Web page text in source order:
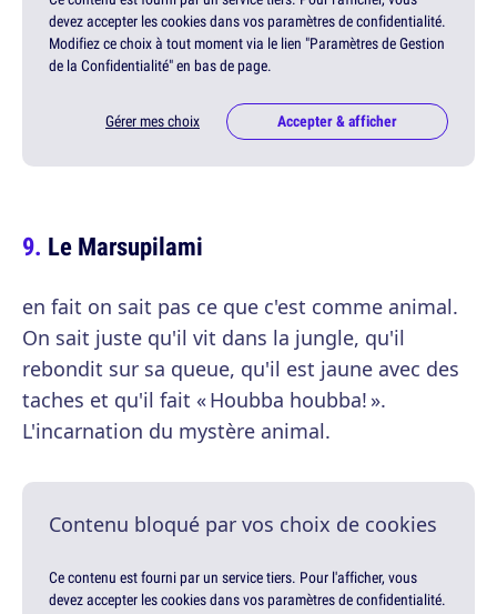
devez accepter les cookies dans vos paramètres de confidentialité.
Modifiez ce choix à tout moment via le lien "Paramètres de Gestion
de la Confidentialité" en bas de page.
Gérer mes choix Accepter & afficher
Le Marsupilami
en fait on sait pas ce que c'est comme animal.
On sait juste qu'il vit dans la jungle, qu'il
rebondit sur sa queue, qu'il est jaune avec des
taches et qu'il fait « Houbba houbba! ».
L'incarnation du mystère animal.
Contenu bloqué par vos choix de cookies
Ce contenu est fourni par un service tiers. Pour l'afficher, vous
devez accepter les cookies dans vos paramètres de confidentialité.